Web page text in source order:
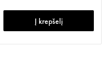
Į krepšelį